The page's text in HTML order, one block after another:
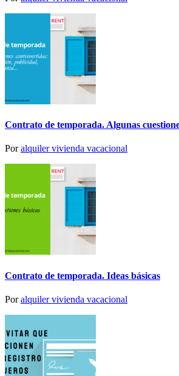
Contrato de temporada. Algunas
Poralquiler vivienda vacacional
Contrato de temporada. Ideas básicas
Poralquiler vivienda vacacional